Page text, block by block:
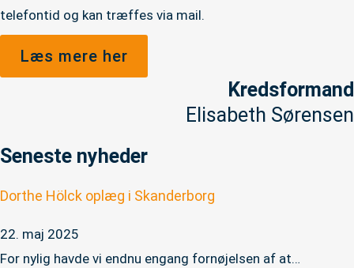
telefontid og kan træffes via mail.
Læs mere her
Kredsformand
Elisabeth Sørensen
Seneste nyheder
Dorthe Hölck oplæg i Skanderborg
22. maj 2025
For nylig havde vi endnu engang fornøjelsen af at…